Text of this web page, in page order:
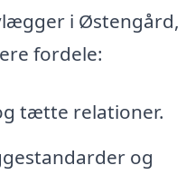
i Østengård,
fordele:
tætte relationer.
og